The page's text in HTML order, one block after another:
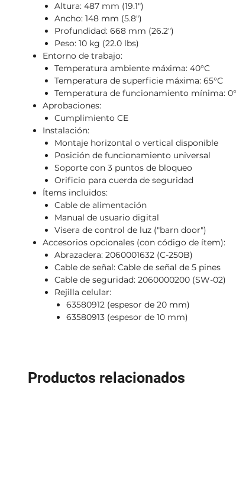
Altura: 487 mm (19.1")
Ancho: 148 mm (5.8")
Profundidad: 668 mm (26.2")
Peso: 10 kg (22.0 lbs)
Entorno de trabajo:
Temperatura ambiente máxima: 40°C
Temperatura de superficie máxima: 65°C
Temperatura de funcionamiento mínima:
Aprobaciones:
Cumplimiento CE
Instalación:
Montaje horizontal o vertical disponible
Posición de funcionamiento universal
Soporte con 3 puntos de bloqueo
Orificio para cuerda de seguridad
Ítems incluidos:
Cable de alimentación
Manual de usuario digital
Visera de control de luz ("barn door")
Accesorios opcionales (con código de ítem):
Abrazadera: 2060001632 (C-250B)
Cable de señal: Cable de señal de 5 pines
Cable de seguridad: 2060000200 (SW-02)
Rejilla celular:
63580912 (espesor de 20 mm)
63580913 (espesor de 10 mm)
Productos relacionados